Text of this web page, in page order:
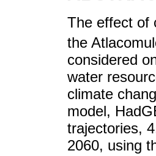
The effect of
the
considered
water
climate
model,
trajectories,
2060, using